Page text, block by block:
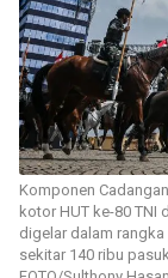
Komponen
kotor HUT ke-80 TNI
digelar dalam rangka
sekitar 140 ribu